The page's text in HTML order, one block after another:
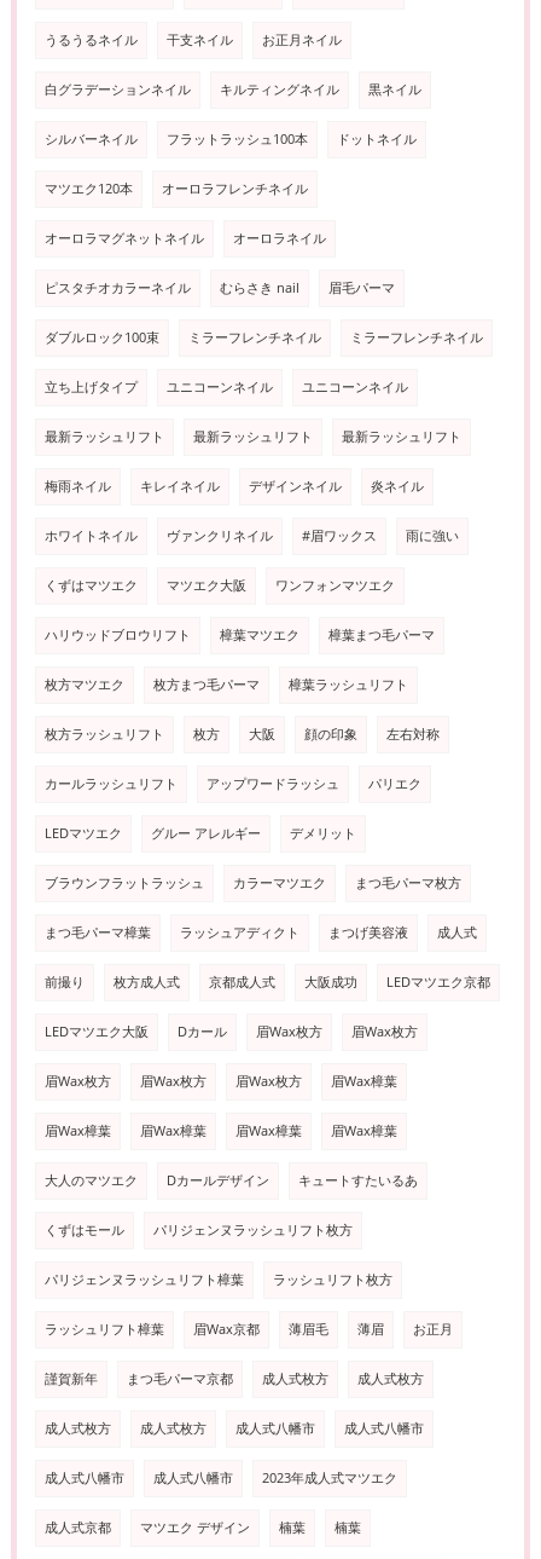
うるうるネイル 干支ネイル お正月ネイル
白グラデーションネイル キルティングネイル 黒ネイル
シルバーネイル フラットラッシュ100本 ドットネイル
マツエク120本 オーロラフレンチネイル
オーロラマグネットネイル オーロラネイル
ピスタチオカラーネイル むらさき nail 眉毛パーマ
ダブルロック100束 ミラーフレンチネイル ミラーフレンチネイル
立ち上げタイプ ユニコーンネイル ユニコーンネイル
最新ラッシュリフト 最新ラッシュリフト 最新ラッシュリフト
梅雨ネイル キレイネイル デザインネイル 炎ネイル
ホワイトネイル ヴァンクリネイル #眉ワックス 雨に強い
くずはマツエク マツエク大阪 ワンフォンマツエク
ハリウッドブロウリフト 樟葉マツエク 樟葉まつ毛パーマ
枚方マツエク 枚方まつ毛パーマ 樟葉ラッシュリフト
枚方ラッシュリフト 枚方 大阪 顔の印象 左右対称
カールラッシュリフト アップワードラッシュ パリエク
LEDマツエク グルー アレルギー デメリット
ブラウンフラットラッシュ カラーマツエク まつ毛パーマ枚方
まつ毛パーマ樟葉 ラッシュアディクト まつげ美容液 成人式
前撮り 枚方成人式 京都成人式 大阪成功 LEDマツエク京都
LEDマツエク大阪 Dカール 眉Wax枚方 眉Wax枚方
眉Wax枚方 眉Wax枚方 眉Wax枚方 眉Wax樟葉
眉Wax樟葉 眉Wax樟葉 眉Wax樟葉 眉Wax樟葉
大人のマツエク Dカールデザイン キュートすたいるあ
くずはモール パリジェンヌラッシュリフト枚方
パリジェンヌラッシュリフト樟葉 ラッシュリフト枚方
ラッシュリフト樟葉 眉Wax京都 薄眉毛 薄眉 お正月
謹賀新年 まつ毛パーマ京都 成人式枚方 成人式枚方
成人式枚方 成人式枚方 成人式八幡市 成人式八幡市
成人式八幡市 成人式八幡市 2023年成人式マツエク
成人式京都 マツエク デザイン 楠葉 楠葉